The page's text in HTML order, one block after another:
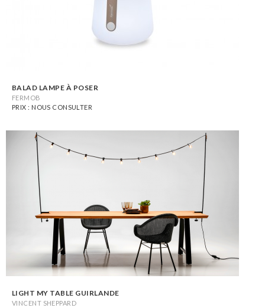
BALAD LAMPE À POSER
FERMOB
PRIX : NOUS CONSULTER
LIGHT MY TABLE GUIRLANDE
VINCENT SHEPPARD